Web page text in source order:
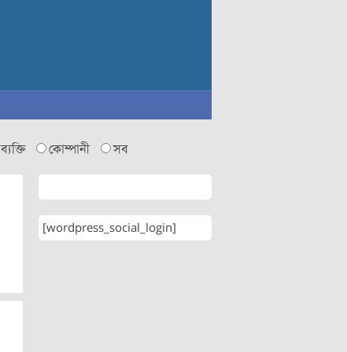
ব্যক্তি কোম্পানী সব
[wordpress_social_login]